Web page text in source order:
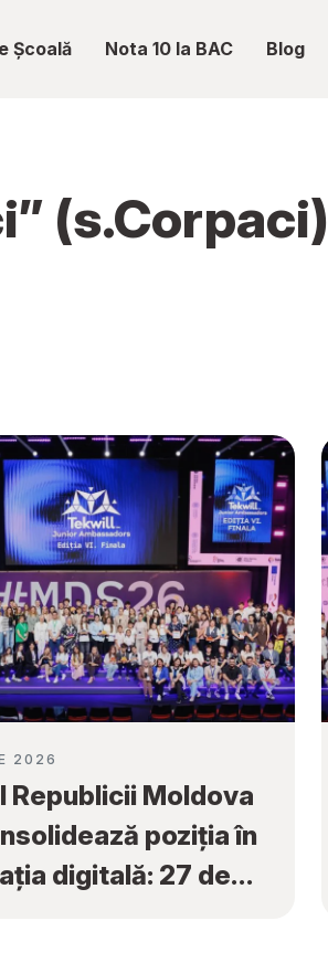
Școală Nota 10 la BAC Blog
(s.Corpaci)
2026
Republicii Moldova
poziția în
digitală: 27 de